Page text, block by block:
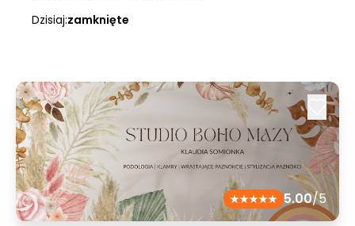
Dzisiaj:zamknięte
5.00/5